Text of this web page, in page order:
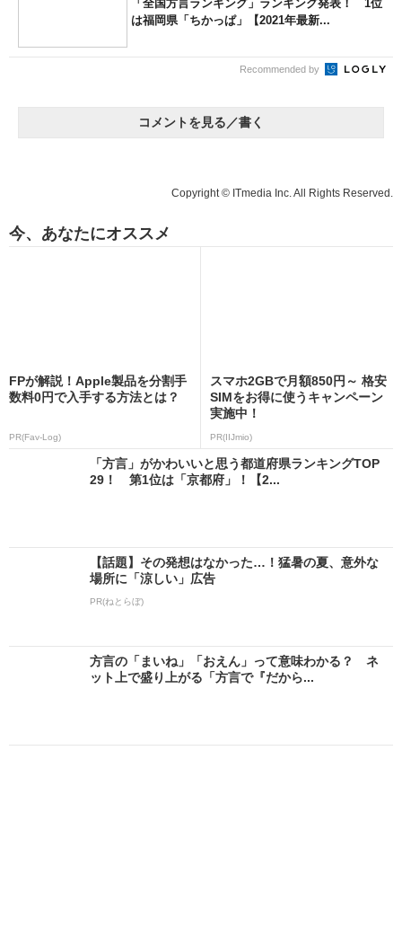
「全国方言ランキング」ランキング発表！ 1位
は福岡県「ちかっぱ」【2021年最新...
Recommended by
コメントを見る／書く
Copyright © ITmedia Inc. All Rights Reserved.
今、あなたにオススメ
FPが解説！Apple製品を分割手
数料0円で入手する方法とは？
PR(Fav-Log)
スマホ2GBで月額850円～ 格安
SIMをお得に使うキャンペーン
実施中！
PR(IIJmio)
「方言」がかわいいと思う都道府県ランキングTOP
29！ 第1位は「京都府」！【2...
【話題】その発想はなかった…！猛暑の夏、意外な
場所に「涼しい」広告
PR(ねとらぼ)
方言の「まいね」「おえん」って意味わかる？ ネ
ット上で盛り上がる「方言で『だから...